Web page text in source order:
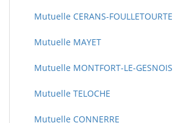
Mutuelle CERANS-FOULLETOURTE
Mutuelle MAYET
Mutuelle MONTFORT-LE-GESNOIS
Mutuelle TELOCHE
Mutuelle CONNERRE